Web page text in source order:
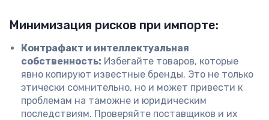
Минимизация рисков при импорте:
Контрафакт и интеллектуальная
собственность: Избегайте товаров, которые
явно копируют известные бренды. Это не только
этически сомнительно, но и может привести к
проблемам на таможне и юридическим
последствиям. Проверяйте поставщиков и их